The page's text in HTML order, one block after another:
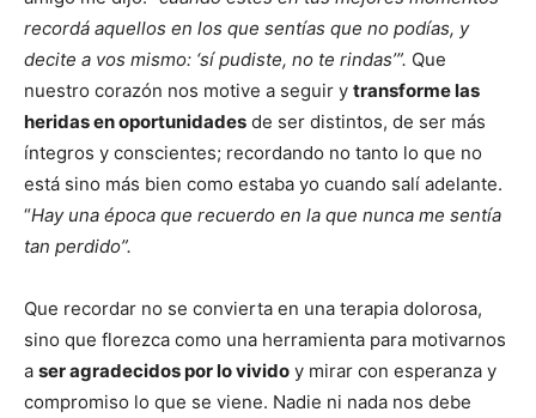
recordá aquellos en los que sentías que no podías, y
decite a vos mismo: ‘sí pudiste, no te rindas’”. Que
nuestro corazón nos motive a seguir y transforme las
heridas en oportunidades de ser distintos, de ser más
íntegros y conscientes; recordando no tanto lo que no
está sino más bien como estaba yo cuando salí adelante.
“Hay una época que recuerdo en la que nunca me sentía
tan perdido”.
Que recordar no se convierta en una terapia dolorosa,
sino que florezca como una herramienta para motivarnos
a ser agradecidos por lo vivido y mirar con esperanza y
compromiso lo que se viene. Nadie ni nada nos debe